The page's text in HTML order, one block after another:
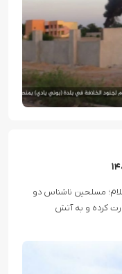
مسلحین ناشناس دو
کرده و به آتش